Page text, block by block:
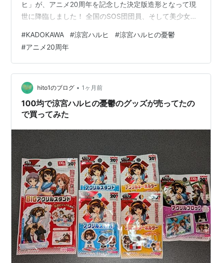
朝比奈みくる：後藤邑子
古泉一樹：小野大輔
鶴屋さん：松岡由貴
谷口：白石稔
朝倉涼子：桑谷夏子
キョンの妹：あおきさやか
シャミセン：緒方賢一
コンピ研部長：小伏伸之
喜緑江美里：白鳥由里
新川：大塚明夫
森園生：大前茜
多丸圭一：井上和彦
多丸裕：森川智之
ラジオ
「涼宮ハルヒの憂鬱SOS団ラジオ支部」
放送局
ヒ」が、アニメ20周年を記念した決定版造形となって現
世に降臨しました！ 全国のSOS団団員、そして美少女フ
皆さん、心の準備はできていますか？今回の『涼宮ハル
ヒ アニメ20周年記念ver.』は、単なる記念アイテムとい
う枠組みを完全に超越しています。目の前に立ち現れた
のは、あの頃画面越しに僕たちの心を強烈に揺さぶっ
た、エネルギッシュで圧倒的に愛おしいハルヒそのも
の。造形、色彩、シワの一本に至るまでフェ…
#KADOKAWA #涼宮ハルヒ #涼宮ハルヒの憂鬱
#アニメ20周年
hito1のブログ • 1ヶ月前
100均で涼宮ハルヒの憂鬱のグッズが売ってたの
で買ってみた